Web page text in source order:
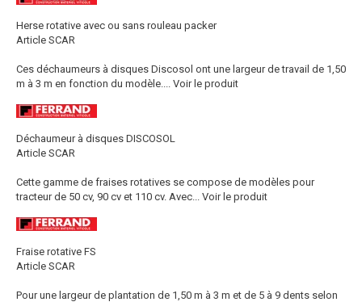
Herse rotative avec ou sans rouleau packer
Article SCAR
Ces déchaumeurs à disques Discosol ont une largeur de travail de 1,50
m à 3 m en fonction du modèle....
Voir le produit
Déchaumeur à disques DISCOSOL
Article SCAR
Cette gamme de fraises rotatives se compose de modèles pour
tracteur de 50 cv, 90 cv et 110 cv. Avec...
Voir le produit
Fraise rotative FS
Article SCAR
Pour une largeur de plantation de 1,50 m à 3 m et de 5 à 9 dents selon